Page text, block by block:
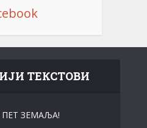
ТЕКСТОВИ
ЗЕМАЉА!